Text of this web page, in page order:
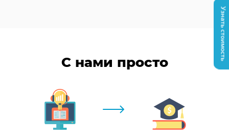
С нами просто
Узнать стоимость